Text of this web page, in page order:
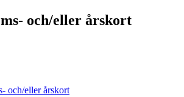
och/eller årskort
och/eller årskort